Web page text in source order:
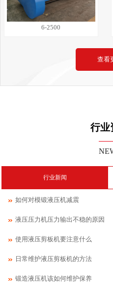
6-2500
查看
行业
行业新闻
如何对模锻液压机减震
液压压力机压力输出不稳的原因
使用液压剪板机要注意什么
日常维护液压剪板机的方法
锻造液压机该如何维护保养